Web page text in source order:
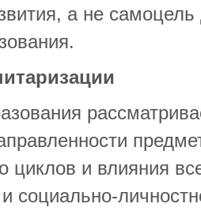
а не
циклов и влияния
социально-